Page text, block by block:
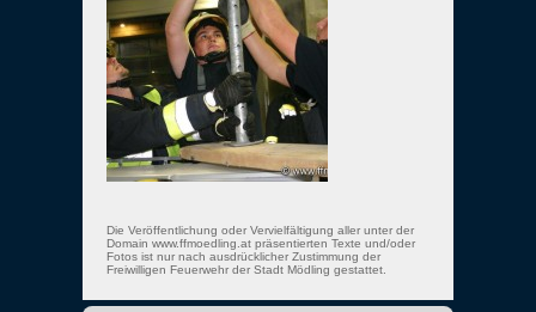
Die Veröffentlichung oder Vervielfältigung aller unter der
Domain www.ffmoedling.at präsentierten Texte und/oder
Fotos ist nur nach ausdrücklicher Zustimmung der
Freiwilligen Feuerwehr der Stadt Mödling gestattet.